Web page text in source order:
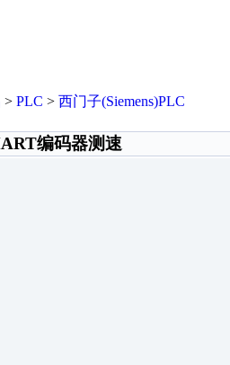
> PLC > 西门子(Siemens)PLC
编码器测速